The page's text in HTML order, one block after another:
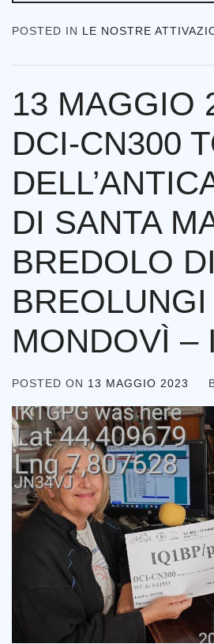
POSTED IN LE NOSTRE
13 MAGGIO
DCI-CN300
DI SANTA
BREDOLO DI
BREOLUNGI
MONDOVÌ –
POSTED ON 13 MAGGIO 2023